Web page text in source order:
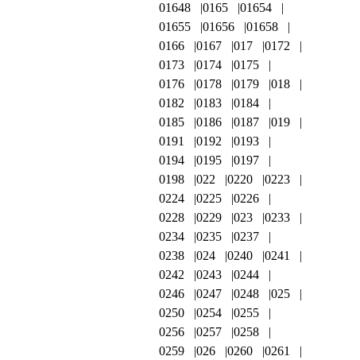
01648
0165
01654
01655
01656
01658
0166
0167 017
0172
0173
0174
0175
0176
0178 0179
018
0182
0183
0184
0185
0186 0187
019
0191
0192
0193
0194
0195
0197
0198
022 0220
0223
0224
0225
0226
0228
0229 023
0233
0234
0235
0237
0238
024 0240
0241
0242
0243
0244
0246
0247 0248
025
0250
0254
0255
0256
0257
0258
0259
026 0260
0261